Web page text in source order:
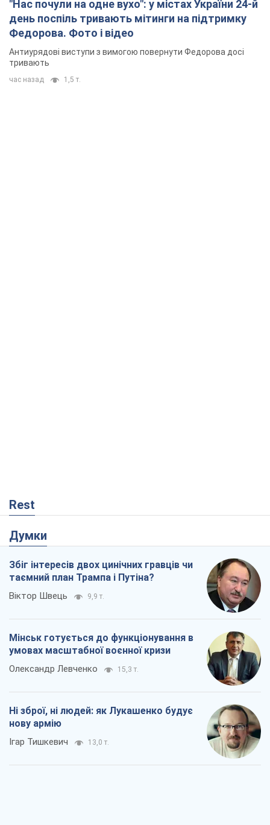
"Нас почули на одне вухо": у містах України 24-й
день поспіль тривають мітинги на підтримку
Федорова. Фото і відео
Антиурядові виступи з вимогою повернути Федорова досі
тривають
час назад 1,5 т.
Rest
Думки
Збіг інтересів двох цинічних гравців чи
таємний план Трампа і Путіна?
Віктор Швець 9,9 т.
Мінськ готується до функціонування в
умовах масштабної воєнної кризи
Олександр Левченко 15,3 т.
Ні зброї, ні людей: як Лукашенко будує
нову армію
Ігар Тишкевич 13,0 т.